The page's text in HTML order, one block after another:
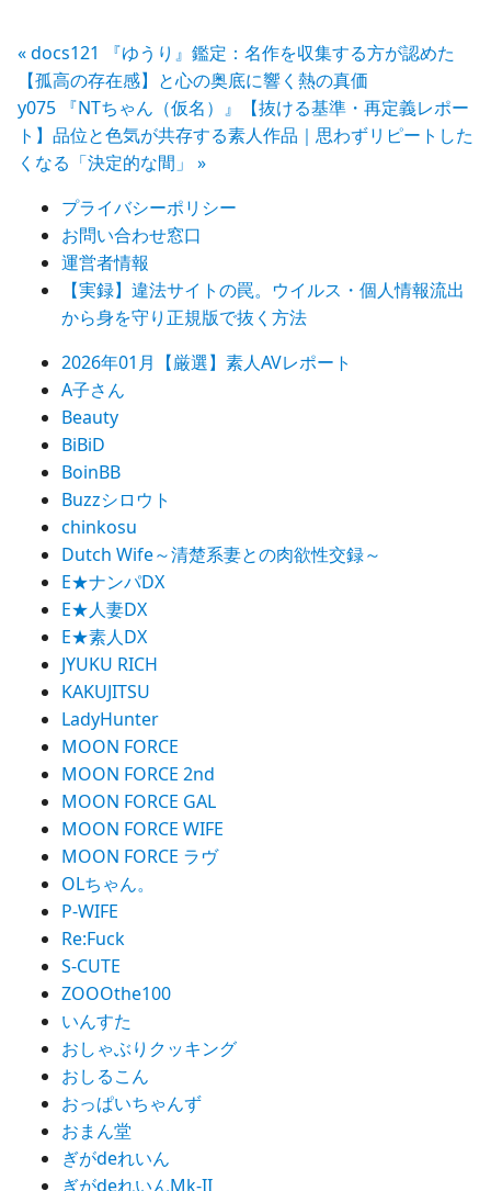
投
稿
ナ
ビ
ゲ
ー
ョ
ン
« docs121 『ゆうり』鑑定：名作を収集する方が認めた
【孤高の存在感】と心の奥底に響く熱の真価
y075 『NTちゃん（仮名）』【抜ける基準・再定義レポー
ト】品位と色気が共存する素人作品｜思わずリピートした
くなる「決定的な間」 »
プライバシーポリシー
お問い合わせ窓口
運営者情報
【実録】違法サイトの罠。ウイルス・個人情報流出
から身を守り正規版で抜く方法
2026年01月【厳選】素人AVレポート
A子さん
Beauty
BiBiD
BoinBB
Buzzシロウト
chinkosu
Dutch Wife～清楚系妻との肉欲性交録～
E★ナンパDX
E★人妻DX
E★素人DX
JYUKU RICH
KAKUJITSU
LadyHunter
MOON FORCE
MOON FORCE 2nd
MOON FORCE GAL
MOON FORCE WIFE
MOON FORCE ラヴ
OLちゃん。
P-WIFE
Re:Fuck
S-CUTE
ZOOOthe100
いんすた
おしゃぶりクッキング
おしるこん
おっぱいちゃんず
おまん堂
ぎがdeれいん
ぎがdeれいんMk-II